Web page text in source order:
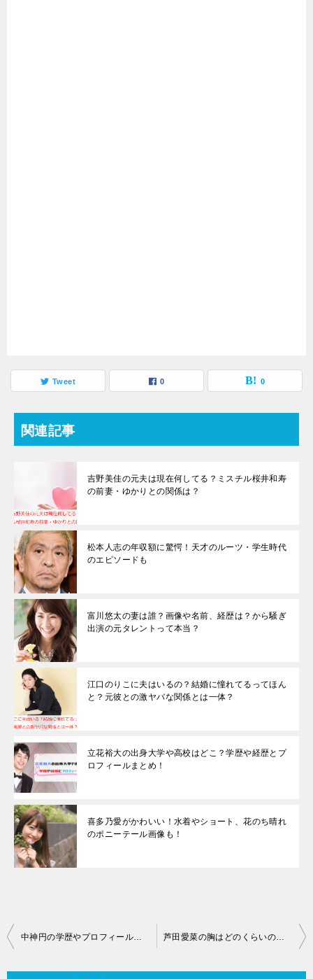
Tweet 0 0
関連記事
吉野美佳の元夫は現在何してる？ミスチル桜井和寿
の前妻・ゆかりとの関係は？
松本人志の年収額に驚愕！天才のルーツ・学生時代
のエピソードも
富川悠太の妻は誰？画像や名前、経歴は？から騒ぎ
出演の元タレントって本当？
江口のりこに夫はいるの？結婚に憧れてるってほん
と？元彼との激ヤバな関係とは一体？
立花裕大の出身大学や高校はどこ？学歴や経歴とプ
ロフィールまとめ！
喜多乃愛がかわいい！水着やショート、花のち晴れ
のポニーテール画像も！
投
中神円の学歴やプロフィールが気になる！大学は女子校って本当？経歴や結婚までの道のりなどを一挙ご紹介！ 芦田愛菜の胸はどのくらいのサイズ？高校生になって身長は伸びた？スリーサイズやスタイルが気になる！